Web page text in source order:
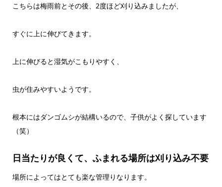
こちらは梅雨前とその後、2度ほど刈り込みましたが、
すぐに上に伸びてきます。
上に伸びると湿気がこもりやすく、
虫が住みやすいようです。
根本にはダンゴムシが結構いるので、子供がよく探しています
（笑）
日当たりが良くて、ふまれる場所は刈り込み不要
場所によってはとても楽な管理りなります。